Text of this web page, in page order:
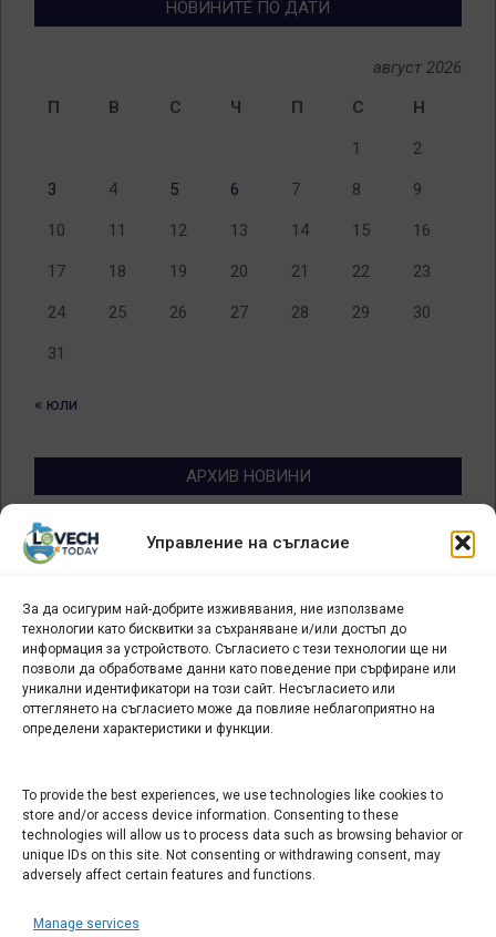
Управление на съгласие
За да осигурим най-добрите изживявания, ние използваме
технологии като бисквитки за съхраняване и/или достъп до
информация за устройството. Съгласието с тези технологии ще ни
позволи да обработваме данни като поведение при сърфиране или
уникални идентификатори на този сайт. Несъгласието или
оттеглянето на съгласието може да повлияе неблагоприятно на
определени характеристики и функции.
To provide the best experiences, we use technologies like cookies to
store and/or access device information. Consenting to these
technologies will allow us to process data such as browsing behavior or
unique IDs on this site. Not consenting or withdrawing consent, may
adversely affect certain features and functions.
Manage services
НОВИНИТЕ ПО ДАТИ
август 2026
П
В С Ч П С Н
1 2
3 4 5 6 7 8 9
10 11 12 13 14 15 16
17 18 19 20 21 22 23
24 25 26 27 28 29 30
31
« юли
АРХИВ НОВИНИ
Архив
новини
БИЗНЕС
Арт галерия "Мостове" – магазин за изкуство
СЕВЕРОЗАПАДА ИНФОРМАЦИОНЕН БИЗНЕС
ТУРИСТИЧЕСКИ КЛЪСТЕР
ИНСТИТУЦИИ В ЛОВЕЧ
Административен съд Ловеч
Областна администрация Ловеч
ОДМВР Ловеч